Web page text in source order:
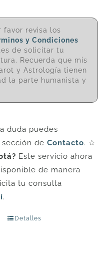
favor revisa los
y Condiciones
de solicitar tu
Recuerda que mis
y Astrología tienen
la parte humanista y
duda puedes
de Contacto. ☆
Este servicio ahora
de manera
tu consulta
.
Detalles